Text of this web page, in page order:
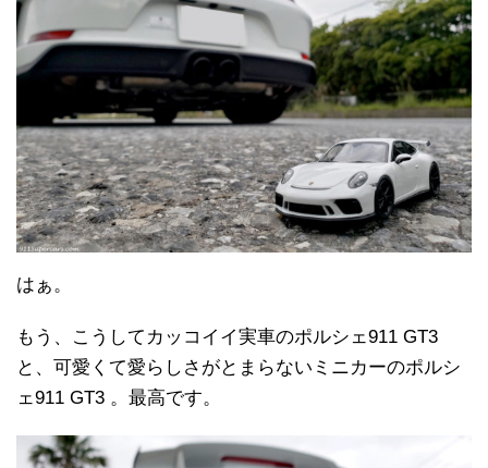
はぁ。
もう、こうしてカッコイイ実車のポルシェ911 GT3
と、可愛くて愛らしさがとまらないミニカーのポルシ
ェ911 GT3 。最高です。